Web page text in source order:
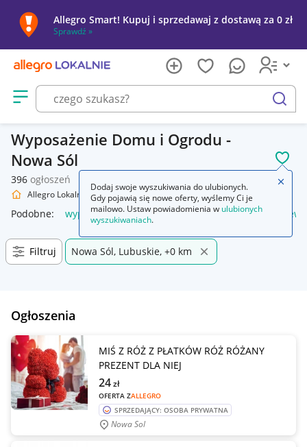
Allegro Smart! Kupuj i sprzedawaj z dostawą za 0 zł
Sprawdź »
Otwórz menu z kategoriami
szukaj
Wyposażenie Domu i Ogrodu -
Nowa Sól
396 ogłoszeń
Allegro Lokalnie Dom i Ogród Wyposażenie
Podobne: wyposażenie piórnik z wyposażeniem plecak
Filtruj Nowa Sól, Lubuskie, +0 km
Ogłoszenia
MIŚ Z RÓŻ Z PŁATKÓW RÓŻ RÓŻANY
PREZENT DLA NIEJ
OFERTA ZALLEGRO
24zł
SPRZEDAJĄCY: OSOBA PRYWATNA
Nowa Sol
Dodaj swoje wyszukiwania do ulubionych.
Gdy pojawią się nowe oferty, wyślemy Ci je
mailowo. Ustaw powiadomienia w ulubionych
wyszukiwaniach.